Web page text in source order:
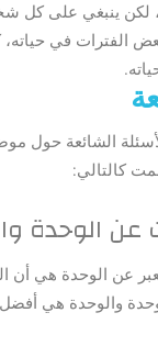
لكن ينبغي على كل
الفترات في حياته،
الشائعة حول
كالتالي:
عن الوحدة
عن الوحدة هي أن
والوحدة هي